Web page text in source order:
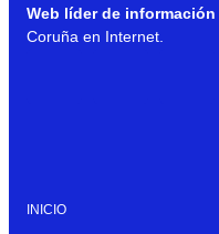
Web líder de información
Coruña en Internet.
INICIO